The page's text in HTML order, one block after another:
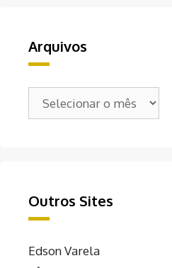
Arquivos
Arquivos
Outros Sites
Edson Varela